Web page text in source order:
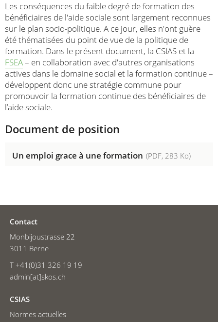
Les conséquences du faible degré de formation des
bénéficiaires de l'aide sociale sont largement reconnues
sur le plan socio-politique. A ce jour, elles n'ont guère
été thématisées du point de vue de la politique de
formation. Dans le présent document, la CSIAS et la
FSEA– en collaboration avec d'autres organisations
actives dans le domaine social et la formation continue –
développent donc une stratégie commune pour
promouvoir la formation continue des bénéficiaires de
l’aide sociale.
Document de position
Un emploi grace à une formation (PDF, 283 Ko)
Contact
Monbijoustrasse 22
3011 Berne
T +41(0)31 326 19 19
admin[at]skos.ch
CSIAS
Normes actuelles